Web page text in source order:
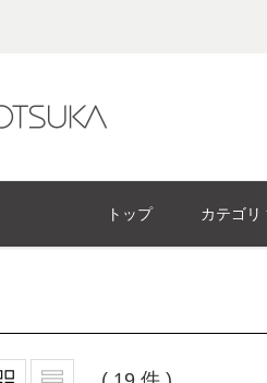
トップ カテゴリ